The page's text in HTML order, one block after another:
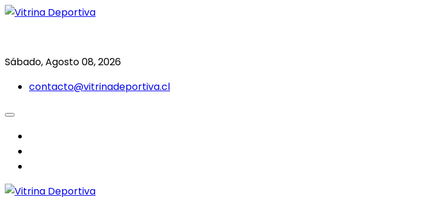
Saltar
Sábado, Agosto 08, 2026
contacto@vitrinadeportiva.cl